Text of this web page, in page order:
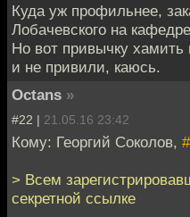
Куда уж профильнее,
Лобачевского на
Но вот привычку
и не привили, каюсь.
Octans »
#22 | 21.05.16 23:42
Кому: Георгий Соколов,
> Всем
секретной ссылке